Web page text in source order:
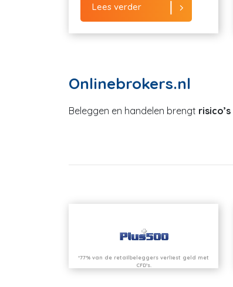
Lees verder
Onlinebrokers.nl
Beleggen en handelen brengt risico’s
*77% van de retailbeleggers verliest geld met
CFD’s.